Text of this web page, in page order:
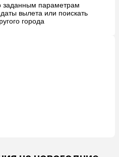
заданным параметрам
города